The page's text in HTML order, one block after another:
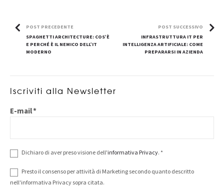
POST PRECEDENTE
SPAGHETTI ARCHITECTURE: COS’È
E PERCHÉ È IL NEMICO DELL’IT
MODERNO
POST SUCCESSIVO
INFRASTRUTTURA IT PER
INTELLIGENZA ARTIFICIALE: COME
PREPARARSI IN AZIENDA
Iscriviti alla Newsletter
E-mail*
Dichiaro di aver preso visione dell'informativa Privacy. *
Presto il consenso per attività di Marketing secondo quanto descritto
nell'informativa Privacy sopra citata.